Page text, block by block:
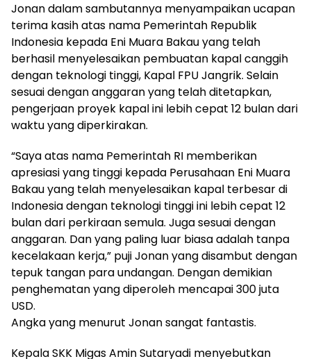
Jonan dalam sambutannya menyampaikan ucapan
terima kasih atas nama Pemerintah Republik
Indonesia kepada Eni Muara Bakau yang telah
berhasil menyelesaikan pembuatan kapal canggih
dengan teknologi tinggi, Kapal FPU Jangrik. Selain
sesuai dengan anggaran yang telah ditetapkan,
pengerjaan proyek kapal ini lebih cepat 12 bulan dari
waktu yang diperkirakan.
“Saya atas nama Pemerintah RI memberikan
apresiasi yang tinggi kepada Perusahaan Eni Muara
Bakau yang telah menyelesaikan kapal terbesar di
Indonesia dengan teknologi tinggi ini lebih cepat 12
bulan dari perkiraan semula. Juga sesuai dengan
anggaran. Dan yang paling luar biasa adalah tanpa
kecelakaan kerja,” puji Jonan yang disambut dengan
tepuk tangan para undangan. Dengan demikian
penghematan yang diperoleh mencapai 300 juta
USD.
Angka yang menurut Jonan sangat fantastis.
Kepala SKK Migas Amin Sutaryadi menyebutkan